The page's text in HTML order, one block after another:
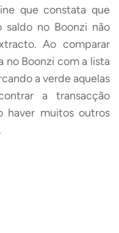
que constata que
saldo no Boonzi não
Ao comparar
no Boonzi com a lista
a verde aquelas
a transacção
haver muitos outros